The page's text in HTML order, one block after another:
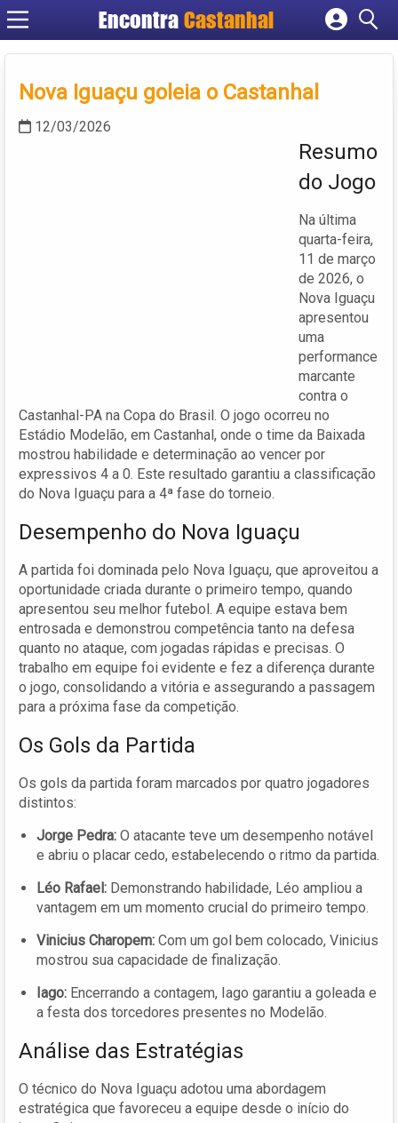
EncontraCastanhal
Cadastrar empresa
Criar conta
Nova Iguaçu goleia o Castanhal
12/03/2026
Resumo
do Jogo
Na última
quarta-feira,
11 de março
de 2026, o
Nova Iguaçu
apresentou
uma
performance
marcante
contra o
Castanhal-PA na Copa do Brasil. O jogo ocorreu no
Estádio Modelão, em Castanhal, onde o time da Baixada
mostrou habilidade e determinação ao vencer por
expressivos 4 a 0. Este resultado garantiu a classificação
do Nova Iguaçu para a 4ª fase do torneio.
Desempenho do Nova Iguaçu
A partida foi dominada pelo Nova Iguaçu, que aproveitou a
oportunidade criada durante o primeiro tempo, quando
apresentou seu melhor futebol. A equipe estava bem
entrosada e demonstrou competência tanto na defesa
quanto no ataque, com jogadas rápidas e precisas. O
trabalho em equipe foi evidente e fez a diferença durante
o jogo, consolidando a vitória e assegurando a passagem
para a próxima fase da competição.
Os Gols da Partida
Os gols da partida foram marcados por quatro jogadores
distintos:
Jorge Pedra: O atacante teve um desempenho notável
e abriu o placar cedo, estabelecendo o ritmo da partida.
Léo Rafael: Demonstrando habilidade, Léo ampliou a
vantagem em um momento crucial do primeiro tempo.
Vinicius Charopem: Com um gol bem colocado, Vinicius
mostrou sua capacidade de finalização.
Iago: Encerrando a contagem, Iago garantiu a goleada e
a festa dos torcedores presentes no Modelão.
Análise das Estratégias
O técnico do Nova Iguaçu adotou uma abordagem
estratégica que favoreceu a equipe desde o início do